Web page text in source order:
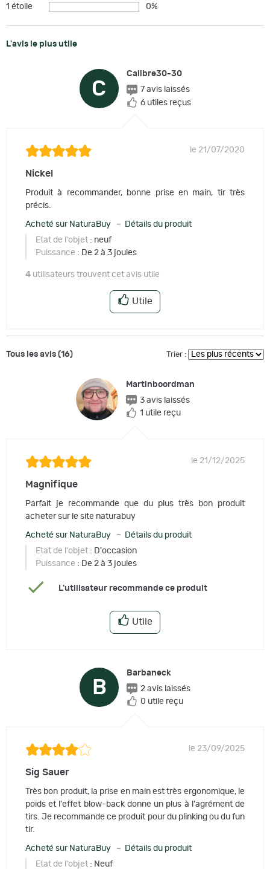
1 étoile 0%
L'avis le plus utile
C
Calibre30-30
7 avis laissés
6 utiles reçus
le 21/07/2020
Nickel
Produit à recommander, bonne prise en main, tir très
précis.
Acheté sur NaturaBuy – Détails du produit
Etat de l'objet : neuf
Puissance : De 2 à 3 joules
4 utilisateurs trouvent cet avis utile
Utile
Tous les avis (16) Trier :
Martinboordman
3 avis laissés
1 utile reçu
le 21/12/2025
Magnifique
Parfait je recommande que du plus très bon produit
acheter sur le site naturabuy
Acheté sur NaturaBuy – Détails du produit
Etat de l'objet : D'occasion
Puissance : De 2 à 3 joules
L'utilisateur recommande ce produit
Utile
B
Barbaneck
2 avis laissés
0 utile reçu
le 23/09/2025
Sig Sauer
Très bon produit, la prise en main est très ergonomique, le
poids et l'effet blow-back donne un plus à l'agrément de
tirs. Je recommande ce produit pour du plinking ou du fun
tir.
Acheté sur NaturaBuy – Détails du produit
Etat de l'objet : Neuf